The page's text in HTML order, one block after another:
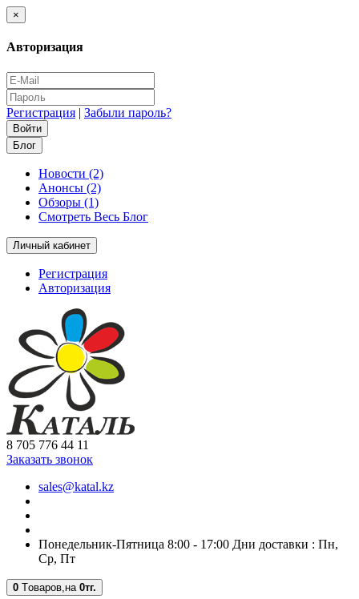
×
Авторизация
Регистрация | Забыли пароль?
Блог
Новости (2)
Анонсы (2)
Обзоры (1)
Смотреть Весь Блог
Личный кабинет
Регистрация
Авторизация
8 705 776 44 11
Заказать звонок
sales@katal.kz
Понедельник-Пятница 8:00 - 17:00 Дни доставки : Пн,
Ср, Пт
0 Tоваров, на 0тг.